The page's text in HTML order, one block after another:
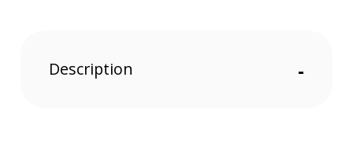
Description -